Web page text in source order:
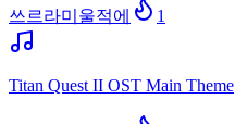
쓰르라미울적에 1
Titan Quest II OST Main Theme